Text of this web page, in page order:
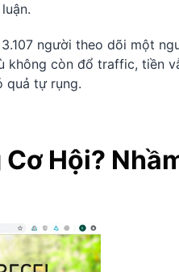
người theo dõi một
không còn đổ traffic, tiền
quả tự rụng.
Hội?